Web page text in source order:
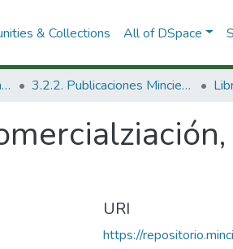
& Collections All of DSpace
3. Recursos de Información Científica y Tecnológica 3.2.2. Publicaciones Minciencias
URI
https://